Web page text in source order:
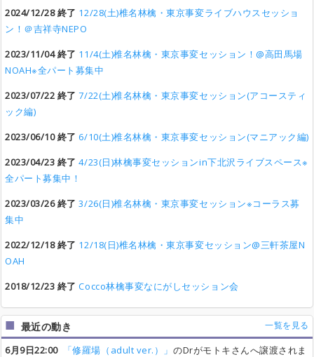
2024/12/28 終了 12/28(土)椎名林檎・東京事変ライブハウスセッショ
ン！＠吉祥寺NEPO
2023/11/04 終了 11/4(土)椎名林檎・東京事変セッション！@高田馬場
NOAH※全パート募集中
2023/07/22 終了 7/22(土)椎名林檎・東京事変セッション(アコースティ
ック編)
2023/06/10 終了 6/10(土)椎名林檎・東京事変セッション(マニアック編)
2023/04/23 終了 4/23(日)林檎事変セッションin下北沢ライブスペース※
全パート募集中！
2023/03/26 終了 3/26(日)椎名林檎・東京事変セッション※コーラス募
集中
2022/12/18 終了 12/18(日)椎名林檎・東京事変セッション@三軒茶屋N
OAH
2018/12/23 終了 Cocco林檎事変なにがしセッション会
最近の動き 一覧を見る
6月9日22:00 「修羅場（adult ver.）」 のDrがモトキさんへ譲渡されま